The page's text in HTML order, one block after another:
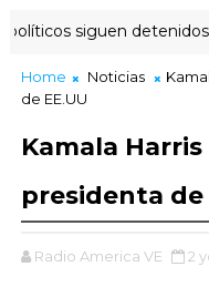
siguen detenidos
Home Noticias
de EE.UU
Kamala
presidenta de
Radio America VE 2